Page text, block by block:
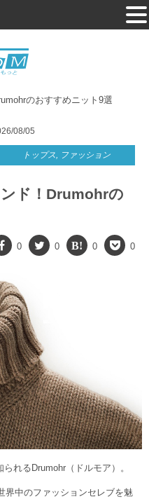
のおすすめニット9選
08/05
トップス, ファッション
ド！Drumohrの
0 0 0 0
れるDrumohr（ドルモア）。
界中のファッションセレブを魅